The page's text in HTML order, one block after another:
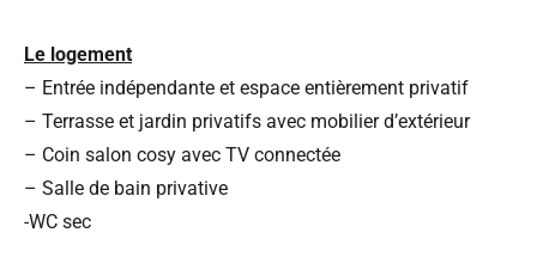
Le logement
– Entrée indépendante et espace entièrement privatif
– Terrasse et jardin privatifs avec mobilier d’extérieur
– Coin salon cosy avec TV connectée
– Salle de bain privative
-WC sec